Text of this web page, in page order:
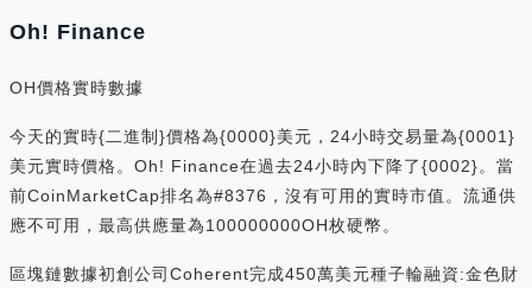
Oh! Finance
OH價格實時數據
今天的實時{二進制}價格為{0000}美元，24小時交易量為{0001}
美元實時價格。Oh! Finance在過去24小時內下降了{0002}。當
前CoinMarketCap排名為#8376，沒有可用的實時市值。流通供
應不可用，最高供應量為100000000OH枚硬幣。
區塊鏈數據初創公司Coherent完成450萬美元種子輪融資:金色財